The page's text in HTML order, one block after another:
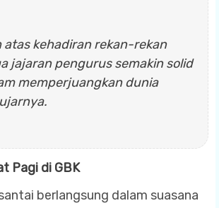
atas kehadiran rekan-rekan
jajaran pengurus semakin solid
memperjuangkan dunia
Pagi di GBK
berlangsung dalam suasana